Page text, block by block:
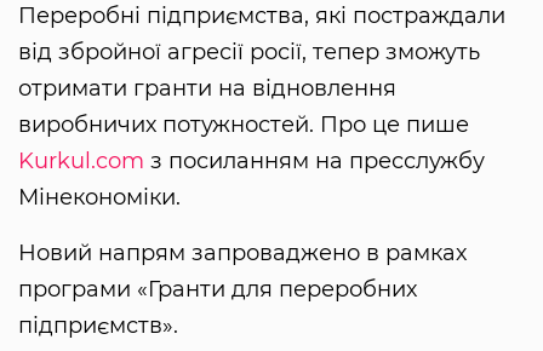
Переробні підприємства, які постраждали
від збройної агресії росії, тепер зможуть
отримати гранти на відновлення
виробничих потужностей. Про це пише
Kurkul.com з посиланням на пресслужбу
Мінекономіки.
Новий напрям запроваджено в рамках
програми «Гранти для переробних
підприємств».